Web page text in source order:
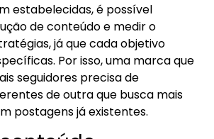
estabelecidas, é possível
de conteúdo e medir o
já que cada objetivo
Por isso, uma marca que
seguidores precisa de
de outra que busca mais
postagens já existentes.